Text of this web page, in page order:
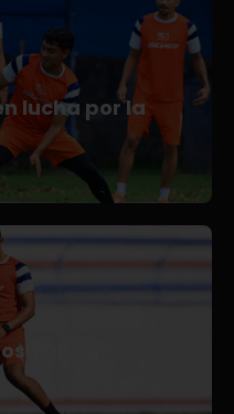
lucha por la
TDP su